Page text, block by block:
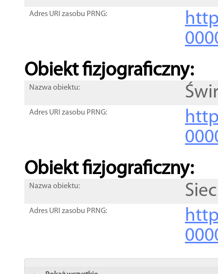
Adres URI zasobu PRNG:
Obiekt fizjograficzny:
Nazwa obiektu:
Adres URI zasobu PRNG:
Obiekt fizjograficzny:
Nazwa obiektu:
Adres URI zasobu PRNG: